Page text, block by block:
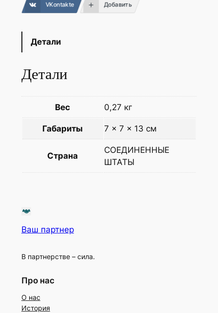
VKontakte Добавить
Детали
Детали
Вес 0,27 кг
Габариты 7 × 7 × 13 см
Страна
СОЕДИНЕННЫЕ
ШТАТЫ
Ваш партнер
В партнерстве – сила.
Про нас
О нас
История